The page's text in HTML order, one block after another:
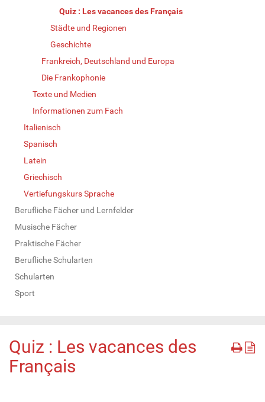
Quiz : Les vacances des Français
Städte und Regionen
Geschichte
Frankreich, Deutschland und Europa
Die Frankophonie
Texte und Medien
Informationen zum Fach
Italienisch
Spanisch
Latein
Griechisch
Vertiefungskurs Sprache
Berufliche Fächer und Lernfelder
Musische Fächer
Praktische Fächer
Berufliche Schularten
Schularten
Sport
Quiz : Les vacances des
Français